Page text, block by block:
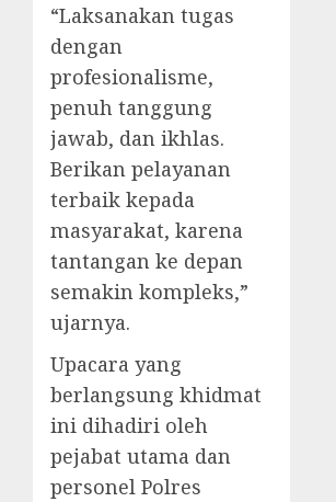
“Laksanakan tugas
dengan
profesionalisme,
penuh tanggung
jawab, dan ikhlas.
Berikan pelayanan
terbaik kepada
masyarakat, karena
tantangan ke depan
semakin kompleks,”
ujarnya.
Upacara yang
berlangsung khidmat
ini dihadiri oleh
pejabat utama dan
personel Polres